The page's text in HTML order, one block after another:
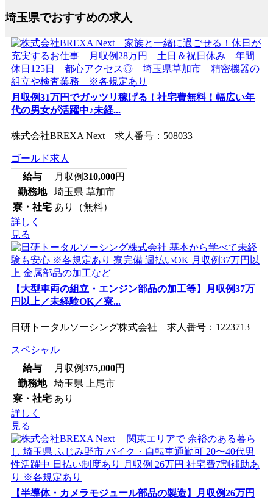
埼玉県でおすすめの求人
月収例31万円でガッツリ稼げる！社宅費無料！幅広い年
代の男女が活躍中♪未経...
株式会社BREXA Next 求人番号：508033
ゴールド求人
給与
月収例310,000円
勤務地
埼玉県 草加市
寮・社宅 あり（無料）
詳しく
見る
【大型車両の組立・エンジン部品の加工等】月収例37万
円以上／未経験OK／寮...
日研トータルソーシング株式会社 求人番号：1223713
スペシャル
給与
月収例375,000円
勤務地
埼玉県 上尾市
寮・社宅 あり
詳しく
見る
【半導体・カメラモジュール部品の製造】月収例26万円